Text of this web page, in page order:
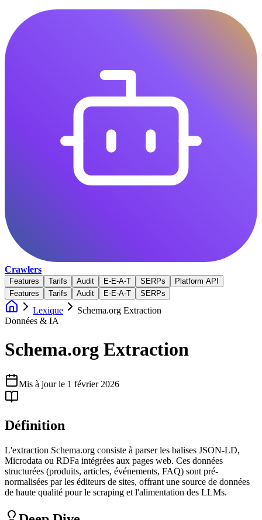
Crawlers
Features Tarifs Audit E-E-A-T SERPs
Platform API
Features
Tarifs Audit E-E-A-T SERPs
Lexique
Schema.org Extraction
Données & IA
Schema.org Extraction
Mis à jour le 1 février 2026
Définition
L'extraction Schema.org consiste à parser les balises JSON-LD,
Microdata ou RDFa intégrées aux pages web. Ces données
structurées (produits, articles, événements, FAQ) sont pré-
normalisées par les éditeurs de sites, offrant une source de données
de haute qualité pour le scraping et l'alimentation des LLMs.